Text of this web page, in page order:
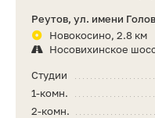
Реутов, ул. имени
Новокосино, 2.8 км
Носовихинское
Студии
1-комн.
2-комн.